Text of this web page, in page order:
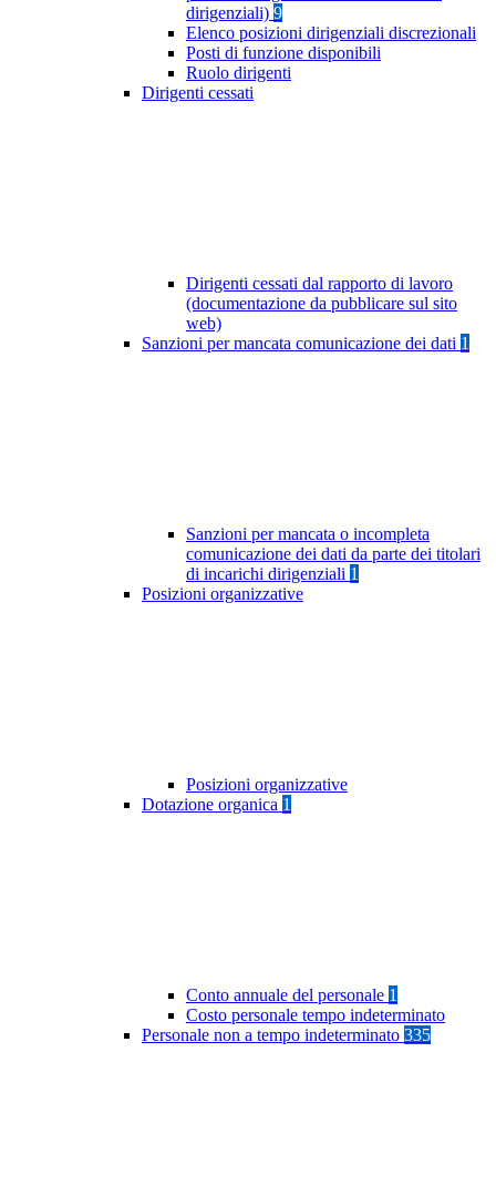
dirigenziali) 9
Elenco posizioni dirigenziali discrezionali
Posti di funzione disponibili
Ruolo dirigenti
Dirigenti cessati
Dirigenti cessati dal rapporto di lavoro
(documentazione da pubblicare sul sito
web)
Sanzioni per mancata comunicazione dei dati 1
Sanzioni per mancata o incompleta
comunicazione dei dati da parte dei titolari
di incarichi dirigenziali 1
Posizioni organizzative
Posizioni organizzative
Dotazione organica 1
Conto annuale del personale 1
Costo personale tempo indeterminato
Personale non a tempo indeterminato 335